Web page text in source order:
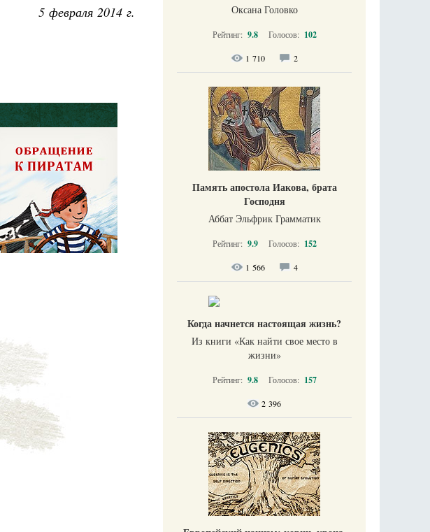
5 февраля 2014 г.
Оксана Головко
Рейтинг: 9.8 Голосов: 102
1 710 2
Память апостола Иакова, брата
Господня
Аббат Эльфрик Грамматик
Рейтинг: 9.9 Голосов: 152
1 566 4
Когда начнется настоящая жизнь?
Из книги «Как найти свое место в
жизни​»
Рейтинг: 9.8 Голосов: 157
2 396